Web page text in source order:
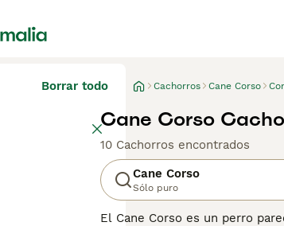
Borrar todo Cachorros Cane Corso
Cane Corso
10 Cachorros encontrados
Cane Corso
Sólo puro
El Cane Corso es un perro